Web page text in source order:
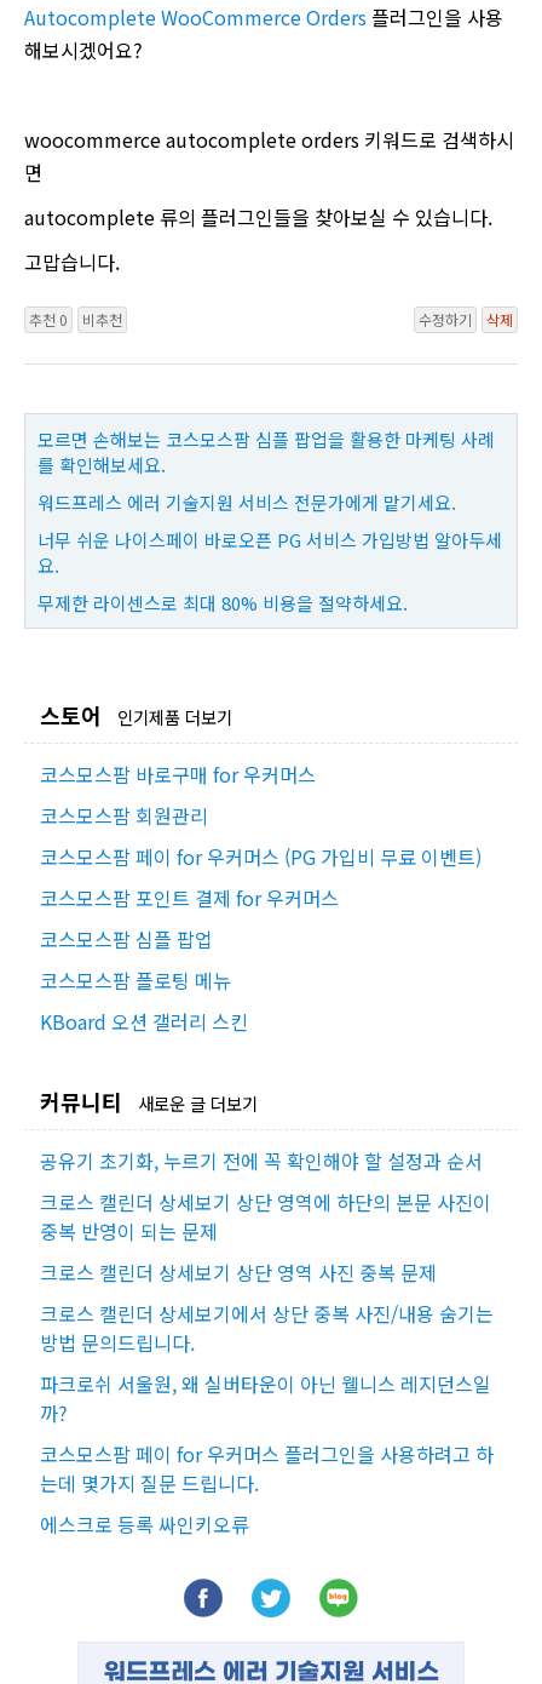
Autocomplete WooCommerce Orders 플러그인을 사용
해보시겠어요?
woocommerce autocomplete orders 키워드로 검색하시
면
autocomplete 류의 플러그인들을 찾아보실 수 있습니다.
고맙습니다.
추천 0 비추천 수정하기 삭제
모르면 손해보는 코스모스팜 심플 팝업을 활용한 마케팅 사례
를 확인해보세요.
워드프레스 에러 기술지원 서비스 전문가에게 맡기세요.
너무 쉬운 나이스페이 바로오픈 PG 서비스 가입방법 알아두세
요.
무제한 라이센스로 최대 80% 비용을 절약하세요.
스토어 인기제품 더보기
코스모스팜 바로구매 for 우커머스
코스모스팜 회원관리
코스모스팜 페이 for 우커머스 (PG 가입비 무료 이벤트)
코스모스팜 포인트 결제 for 우커머스
코스모스팜 심플 팝업
코스모스팜 플로팅 메뉴
KBoard 오션 갤러리 스킨
커뮤니티 새로운 글 더보기
공유기 초기화, 누르기 전에 꼭 확인해야 할 설정과 순서
크로스 캘린더 상세보기 상단 영역에 하단의 본문 사진이
중복 반영이 되는 문제
크로스 캘린더 상세보기 상단 영역 사진 중복 문제
크로스 캘린더 상세보기에서 상단 중복 사진/내용 숨기는
방법 문의드립니다.
파크로쉬 서울원, 왜 실버타운이 아닌 웰니스 레지던스일
까?
코스모스팜 페이 for 우커머스 플러그인을 사용하려고 하
는데 몇가지 질문 드립니다.
에스크로 등록 싸인키오류